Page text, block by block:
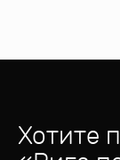
Хотите